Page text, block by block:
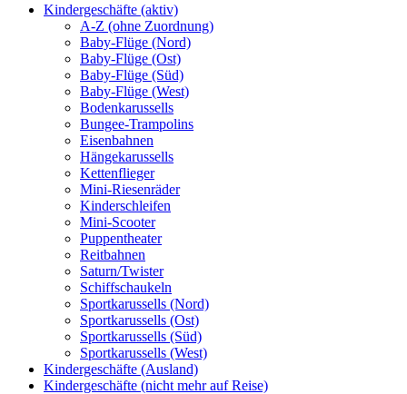
Kindergeschäfte (aktiv)
A-Z (ohne Zuordnung)
Baby-Flüge (Nord)
Baby-Flüge (Ost)
Baby-Flüge (Süd)
Baby-Flüge (West)
Bodenkarussells
Bungee-Trampolins
Eisenbahnen
Hängekarussells
Kettenflieger
Mini-Riesenräder
Kinderschleifen
Mini-Scooter
Puppentheater
Reitbahnen
Saturn/Twister
Schiffschaukeln
Sportkarussells (Nord)
Sportkarussells (Ost)
Sportkarussells (Süd)
Sportkarussells (West)
Kindergeschäfte (Ausland)
Kindergeschäfte (nicht mehr auf Reise)